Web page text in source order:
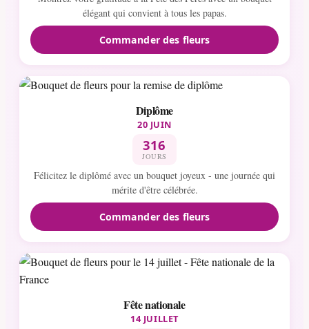
élégant qui convient à tous les papas.
Commander des fleurs
Diplôme
20 JUIN
316
JOURS
Félicitez le diplômé avec un bouquet joyeux - une journée qui
mérite d'être célébrée.
Commander des fleurs
Fête nationale
14 JUILLET